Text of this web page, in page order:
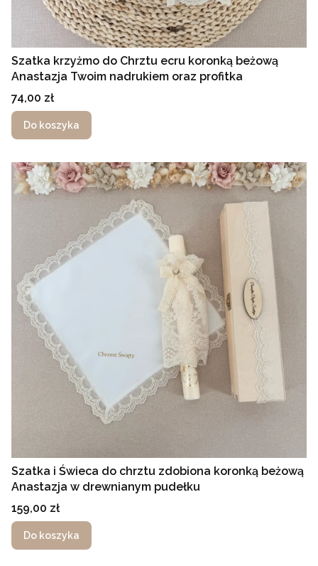
Szatka krzyżmo do Chrztu ecru koronką beżową
Anastazja Twoim nadrukiem oraz profitka
Cena
74,00 zł
Do koszyka
Szatka i Świeca do chrztu zdobiona koronką beżową
Anastazja w drewnianym pudełku
Cena
159,00 zł
Do koszyka